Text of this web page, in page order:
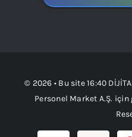
© 2026 • Bu site16:40
Personel Market A.Ş. için